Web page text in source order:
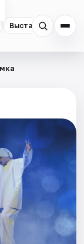
Выставки